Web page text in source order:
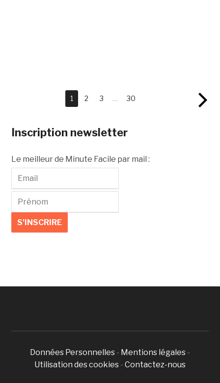
1 2 3 … 30
Inscription newsletter
Le meilleur de Minute Facile par mail :
Données Personnelles - Mentions légales -
Utilisation des cookies - Contactez-nous